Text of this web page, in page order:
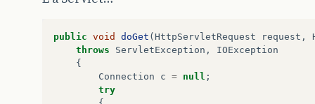
public void doGet ( HttpServletRequest request ,
throws
ServletException ,
IOException
{
Connection
c = null ;
try